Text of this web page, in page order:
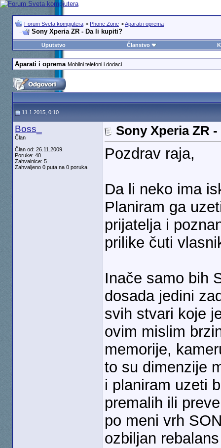
Forum Sveta kompjutera > Phone Zone >Aparati i oprema
Sony Xperia ZR - Da li kupiti?
Uputstvo Članstvo
Aparati i oprema Mobilni telefoni i dodaci
11.1.2015, 0:10
Boss_
Član
Član od: 26.11.2009.
Poruke: 40
Zahvalnice: 5
Zahvaljeno 0 puta na 0 poruka
Sony Xperia ZR
Pozdrav raja,
Da li neko ima
Planiram ga
prijatelja i
prilike čuti
Inače samo bih
dosada jedini
svih stvari koje
ovim mislim
memorije,
to su dimenzije
i planiram uzeti
premalih ili
po meni vrh
ozbiljan